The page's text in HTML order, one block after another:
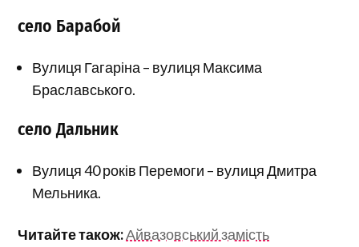
село Барабой
Вулиця Гагаріна – вулиця Максима
Браславського.
село Дальник
Вулиця 40 років Перемоги – вулиця Дмитра
Мельника.
Читайте також:Айвазовський замість